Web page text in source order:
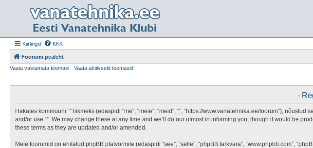
Kiirlingid KKK
Foorumi pealeht
Vaata vastamata teemasi
Vaata aktiivseid teemasid
-
Hakates kommuuni “” liikmeks (edaspidi "me", "meie", "meid", “”, “https://www.vanatehnika.ee/foorum”),
and/or use “”. We may change these at any time and we’ll do our utmost in informing you, though it would be
these terms as they are updated and/or amended.
Meie foorumid on ehitatud phpBB platvormile (edaspidi “see”, “selle”, “phpBB tarkvara”, “www.phpbb.com”,